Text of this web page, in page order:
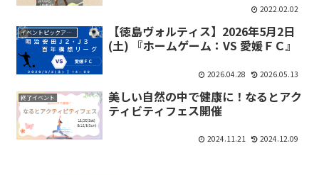
2022.02.02
イベントピックアップ
【徳島ヴォルティス】2026年5月2日
(土) 『ホームゲーム：VS 愛媛ＦＣ』
2026.04.28 2026.05.13
終了イベント
美しい自然の中で健康に！なるとアク
ティビティフェス開催
2024.11.21 2024.12.09